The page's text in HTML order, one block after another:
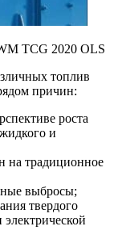
TCG 2020 OLS
топлив
причин:
роста
и
на традиционное
выбросы;
твердого